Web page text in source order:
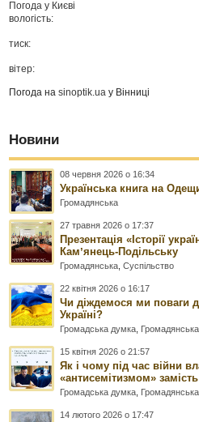
Погода у Києві
вологість:
тиск:
вітер:
Погода наsinoptik.ua у Вінниці
Новини
08 червня 2026 о 16:34
Українська книга на
Громадянська
27 травня 2026 о 17:37
Презентація «Історії
Камʼянець-Подільську
Громадянська,Суспільство
22 квітня 2026 о 16:17
Чи діждемося ми поваги
Україні?
Громадська думка, Громадянська
15 квітня 2026 о 21:57
Як і чому під час війни
«антисемітизмом»
Громадська думка, Громадянська
14 лютого 2026 о 17:47